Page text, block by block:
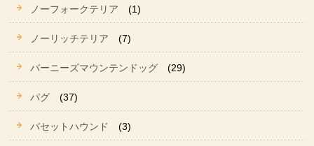
ノーフォークテリア (1)
ノーリッチテリア (7)
バーニーズマウンテンドッグ (29)
パグ (37)
バセットハウンド (3)